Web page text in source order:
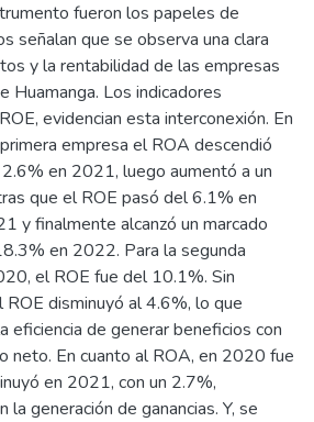
fueron los papeles de
señalan que se observa una clara
y la rentabilidad de las empresas
Huamanga. Los indicadores
evidencian esta interconexión. En
empresa el ROA descendió
en 2021, luego aumentó a un
que el ROE pasó del 6.1% en
y finalmente alcanzó un marcado
en 2022. Para la segunda
el ROE fue del 10.1%. Sin
disminuyó al 4.6%, lo que
eficiencia de generar beneficios con
neto. En cuanto al ROA, en 2020 fue
en 2021, con un 2.7%,
generación de ganancias. Y, se